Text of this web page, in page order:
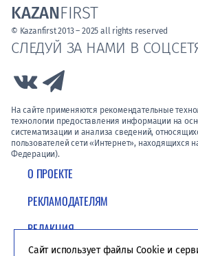
О ПРОЕКТЕ
РЕКЛАМОДАТЕЛЯМ
РЕДАКЦИЯ
СЛЕДУЙ ЗА НАМИ В
Link to Vk
На сайте применяются рекомендательные
технологии предоставления информации на
систематизации и анализа сведений,
пользователей сети «Интернет», находящихся
Федерации).
KAZANFIRST
© Kazanfirst 2013 – 2025 all rights reserved
Сайт использует файлы Cookie и